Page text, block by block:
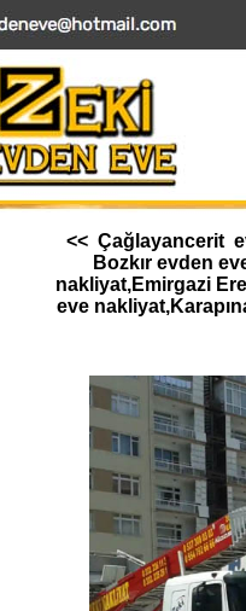
<< Çağlayancerit
Bozkır evden
nakliyat,Emirgazi
eve